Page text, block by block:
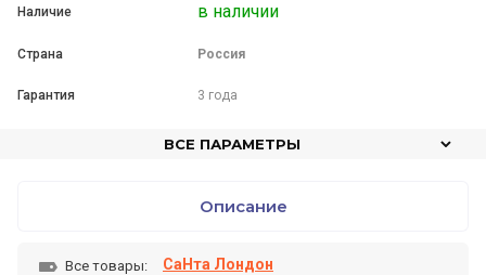
Наличие в наличии
Страна Россия
Гарантия 3 года
ВСЕ ПАРАМЕТРЫ
Описание
Все товары: СаНта Лондон